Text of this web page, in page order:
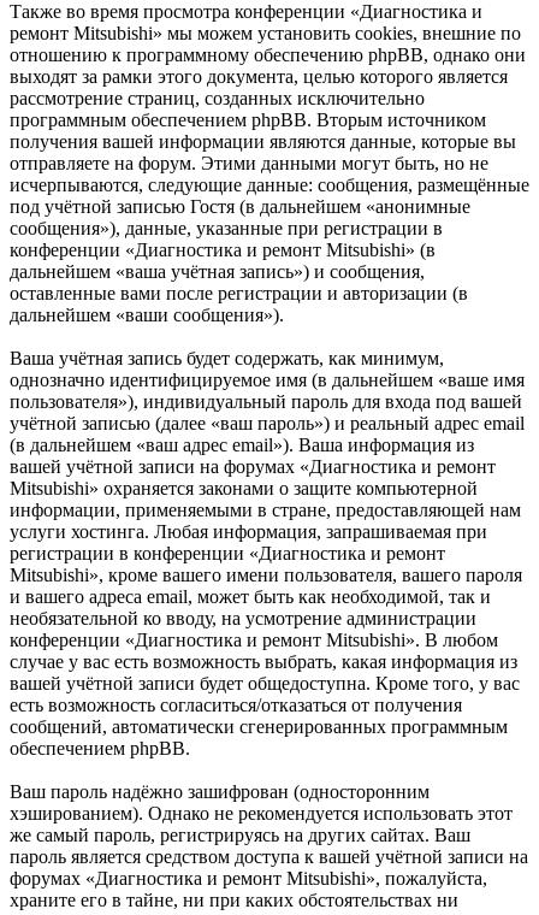
Также во время просмотра конференции «Диагностика и
ремонт Mitsubishi» мы можем установить cookies, внешние по
отношению к программному обеспечению phpBB, однако они
выходят за рамки этого документа, целью которого является
рассмотрение страниц, созданных исключительно
программным обеспечением phpBB. Вторым источником
получения вашей информации являются данные, которые вы
отправляете на форум. Этими данными могут быть, но не
исчерпываются, следующие данные: сообщения, размещённые
под учётной записью Гостя (в дальнейшем «анонимные
сообщения»), данные, указанные при регистрации в
конференции «Диагностика и ремонт Mitsubishi» (в
дальнейшем «ваша учётная запись») и сообщения,
оставленные вами после регистрации и авторизации (в
дальнейшем «ваши сообщения»).
Ваша учётная запись будет содержать, как минимум,
однозначно идентифицируемое имя (в дальнейшем «ваше имя
пользователя»), индивидуальный пароль для входа под вашей
учётной записью (далее «ваш пароль») и реальный адрес email
(в дальнейшем «ваш адрес email»). Ваша информация из
вашей учётной записи на форумах «Диагностика и ремонт
Mitsubishi» охраняется законами о защите компьютерной
информации, применяемыми в стране, предоставляющей нам
услуги хостинга. Любая информация, запрашиваемая при
регистрации в конференции «Диагностика и ремонт
Mitsubishi», кроме вашего имени пользователя, вашего пароля
и вашего адреса email, может быть как необходимой, так и
необязательной ко вводу, на усмотрение администрации
конференции «Диагностика и ремонт Mitsubishi». В любом
случае у вас есть возможность выбрать, какая информация из
вашей учётной записи будет общедоступна. Кроме того, у вас
есть возможность согласиться/отказаться от получения
сообщений, автоматически сгенерированных программным
обеспечением phpBB.
Ваш пароль надёжно зашифрован (односторонним
хэшированием). Однако не рекомендуется использовать этот
же самый пароль, регистрируясь на других сайтах. Ваш
пароль является средством доступа к вашей учётной записи на
форумах «Диагностика и ремонт Mitsubishi», пожалуйста,
храните его в тайне, ни при каких обстоятельствах ни